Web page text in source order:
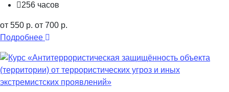
256 часов
от 550 р. от 700 р.
Подробнее